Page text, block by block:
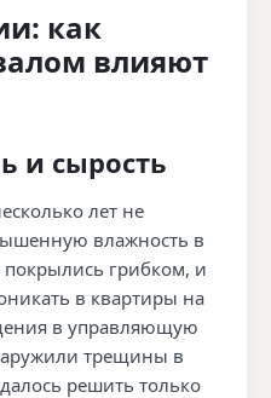
как
влияют
и сырость
лет не
влажность в
покрылись грибком, и
в квартиры на
в управляющую
трещины в
решить только